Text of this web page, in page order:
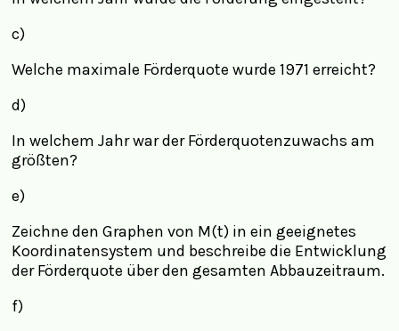
c)
Welche maximale Förderquote wurde 1971 erreicht?
d)
In welchem Jahr war der Förderquotenzuwachs am
größten?
e)
Zeichne den Graphen von M(t) in ein geeignetes
Koordinatensystem und beschreibe die Entwicklung
der Förderquote über den gesamten Abbauzeitraum.
f)